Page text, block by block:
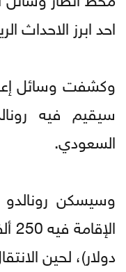
احد ابرز الاحداث
وكشفت وسائل
سيقيم فيه
السعودي.
وسيسكن
دولار)، لحين